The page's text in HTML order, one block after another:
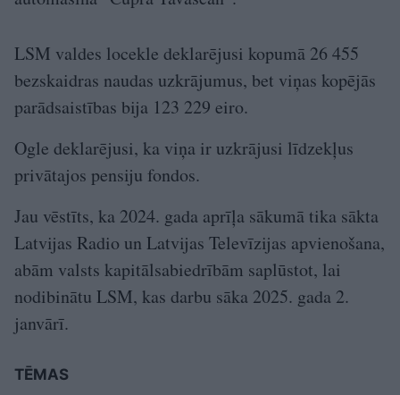
LSM valdes locekle deklarējusi kopumā 26 455
bezskaidras naudas uzkrājumus, bet viņas kopējās
parādsaistības bija 123 229 eiro.
Ogle deklarējusi, ka viņa ir uzkrājusi līdzekļus
privātajos pensiju fondos.
Jau vēstīts, ka 2024. gada aprīļa sākumā tika sākta
Latvijas Radio un Latvijas Televīzijas apvienošana,
abām valsts kapitālsabiedrībām saplūstot, lai
nodibinātu LSM, kas darbu sāka 2025. gada 2.
janvārī.
TĒMAS